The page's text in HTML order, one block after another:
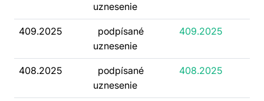
uznesenie
409.2025
podpísané
uznesenie
409.2025
408.2025
podpísané
uznesenie
408.2025